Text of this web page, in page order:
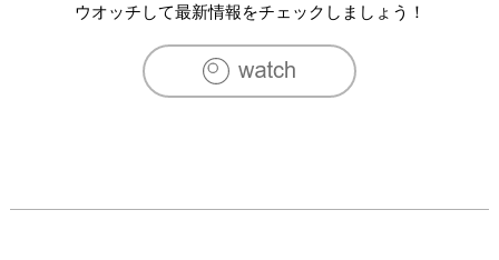
ウオッチして最新情報をチェックしましょう！